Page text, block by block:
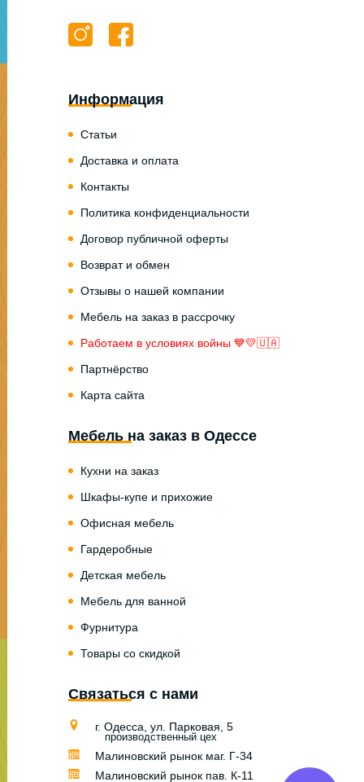
Информация
Статьи
Доставка и оплата
Контакты
Политика конфиденциальности
Договор публичной оферты
Возврат и обмен
Отзывы о нашей компании
Мебель на заказ в рассрочку
Работаем в условиях войны 💙💛🇺🇦
Партнёрство
Карта сайта
Мебель на заказ в Одессе
Кухни на заказ
Шкафы-купе и прихожие
Офисная мебель
Гардеробные
Детская мебель
Мебель для ванной
Фурнитура
Товары со скидкой
Связаться с нами
г. Одесса, ул. Парковая, 5
производственный цех
Малиновский рынок маг. Г-34
Малиновский рынок пав. К-11